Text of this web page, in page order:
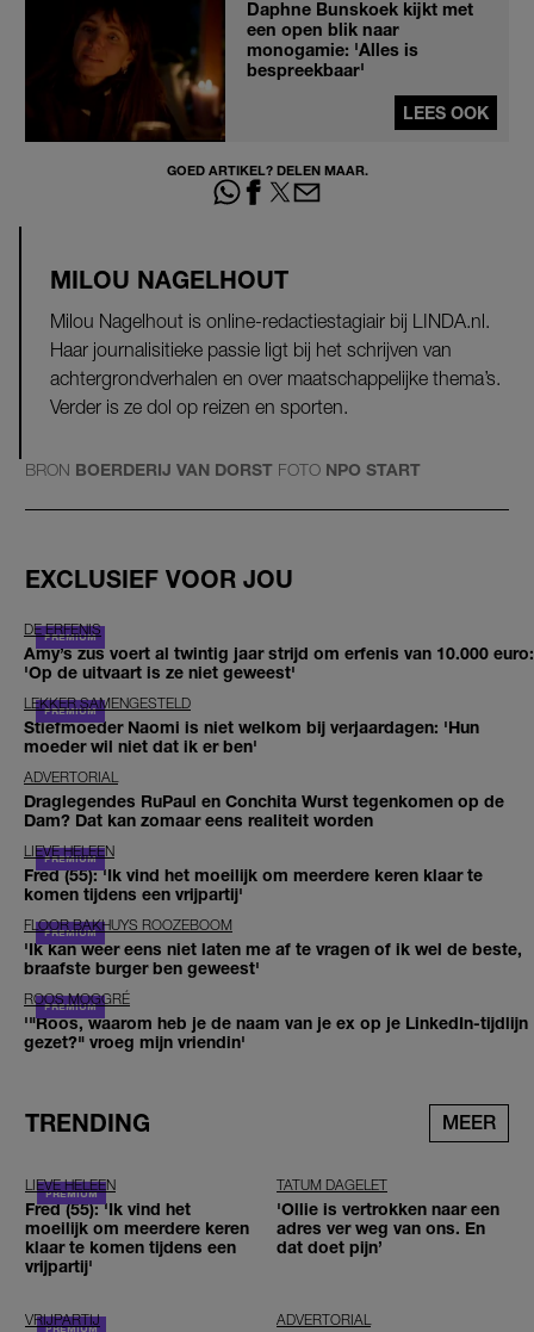
Daphne Bunskoek kijkt met
een open blik naar
monogamie: 'Alles is
bespreekbaar'
LEES OOK
GOED ARTIKEL? DELEN MAAR.
MILOU NAGELHOUT
Milou Nagelhout is online-redactiestagiair bij LINDA.nl.
Haar journalisitieke passie ligt bij het schrijven van
achtergrondverhalen en over maatschappelijke thema’s.
Verder is ze dol op reizen en sporten.
BRON BOERDERIJ VAN DORST FOTO NPO START
EXCLUSIEF VOOR JOU
DE ERFENIS
Amy’s zus voert al twintig jaar strijd om erfenis van 10.000 euro:
'Op de uitvaart is ze niet geweest'
LEKKER SAMENGESTELD
Stiefmoeder Naomi is niet welkom bij verjaardagen: 'Hun
moeder wil niet dat ik er ben'
ADVERTORIAL
Draglegendes RuPaul en Conchita Wurst tegenkomen op de
Dam? Dat kan zomaar eens realiteit worden
LIEVE HELEEN
Fred (55): 'Ik vind het moeilijk om meerdere keren klaar te
komen tijdens een vrijpartij'
FLOOR BAKHUYS ROOZEBOOM
'Ik kan weer eens niet laten me af te vragen of ik wel de beste,
braafste burger ben geweest'
ROOS MOGGRÉ
'"Roos, waarom heb je de naam van je ex op je LinkedIn-tijdlijn
gezet?" vroeg mijn vriendin'
TRENDING MEER
LIEVE HELEEN
Fred (55): 'Ik vind het
moeilijk om meerdere keren
klaar te komen tijdens een
vrijpartij'
TATUM DAGELET
'Ollie is vertrokken naar een
adres ver weg van ons. En
dat doet pijn’
VRIJPARTIJ ADVERTORIAL